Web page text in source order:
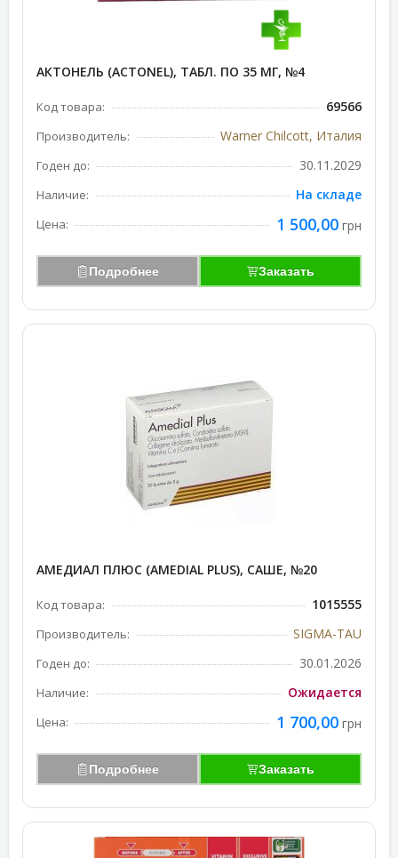
АКТОНЕЛЬ (ACTONEL), ТАБЛ. ПО 35 МГ, №4
Код товара: 69566
Производитель: Warner Chilcott, Италия
Годен до: 30.11.2029
Наличие: На складе
Цена: 1 500,00 грн
Подробнее Заказать
АМЕДИАЛ ПЛЮС (AMEDIAL PLUS), САШЕ, №20
Код товара: 1015555
Производитель: SIGMA-TAU
Годен до: 30.01.2026
Наличие: Ожидается
Цена: 1 700,00 грн
Подробнее Заказать